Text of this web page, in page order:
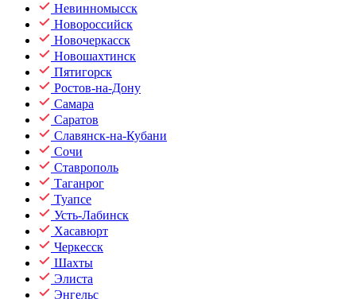
Невинномысск
Новороссийск
Новочеркасск
Новошахтинск
Пятигорск
Ростов-на-Дону
Самара
Саратов
Славянск-на-Кубани
Сочи
Ставрополь
Таганрог
Туапсе
Усть-Лабинск
Хасавюрт
Черкесск
Шахты
Элиста
Энгельс